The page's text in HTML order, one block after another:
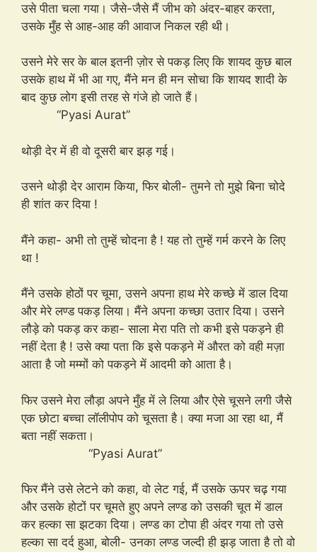
उसे पीता चला गया। जैसे-जैसे मैं जीभ को अंदर-बाहर करता,
उसके मुँह से आह-आह की आवाज निकल रही थी।
उसने मेरे सर के बाल इतनी ज़ोर से पकड़ लिए कि शायद कुछ बाल
उसके हाथ में भी आ गए, मैंने मन ही मन सोचा कि शायद शादी के
बाद कुछ लोग इसी तरह से गंजे हो जाते हैं।
“Pyasi Aurat”
थोड़ी देर में ही वो दूसरी बार झड़ गई।
उसने थोड़ी देर आराम किया, फिर बोली- तुमने तो मुझे बिना चोदे
ही शांत कर दिया !
मैंने कहा- अभी तो तुम्हें चोदना है ! यह तो तुम्हें गर्म करने के लिए
था !
मैंने उसके होठों पर चूमा, उसने अपना हाथ मेरे कच्छे में डाल दिया
और मेरे लण्ड पकड़ लिया। मैंने अपना कच्छा उतार दिया। उसने
लौड़े को पकड़ कर कहा- साला मेरा पति तो कभी इसे पकड़ने ही
नहीं देता है ! उसे क्या पता कि इसे पकड़ने में औरत को वही मज़ा
आता है जो मम्मों को पकड़ने में आदमी को आता है।
फिर उसने मेरा लौड़ा अपने मुँह में ले लिया और ऐसे चूसने लगी जैसे
एक छोटा बच्चा लॉलीपोप को चूसता है। क्या मजा आ रहा था, मैं
बता नहीं सकता।
“Pyasi Aurat”
फिर मैंने उसे लेटने को कहा, वो लेट गई, मैं उसके ऊपर चढ़ गया
और उसके होटों पर चूमते हुए अपने लण्ड को उसकी चूत में डाल
कर हल्का सा झटका दिया। लण्ड का टोपा ही अंदर गया तो उसे
हल्का सा दर्द हुआ, बोली- उनका लण्ड जल्दी ही झड़ जाता है तो वो